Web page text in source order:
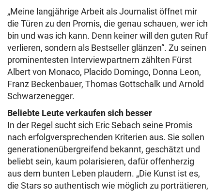
„Meine langjährige Arbeit als Journalist öffnet mir
die Türen zu den Promis, die genau schauen, wer ich
bin und was ich kann. Denn keiner will den guten Ruf
verlieren, sondern als Bestseller glänzen“. Zu seinen
prominentesten Interviewpartnern zählten Fürst
Albert von Monaco, Placido Domingo, Donna Leon,
Franz Beckenbauer, Thomas Gottschalk und Arnold
Schwarzenegger.
Beliebte Leute verkaufen sich besser
In der Regel sucht sich Eric Sebach seine Promis
nach erfolgversprechenden Kriterien aus. Sie sollen
generationenübergreifend bekannt, geschätzt und
beliebt sein, kaum polarisieren, dafür offenherzig
aus dem bunten Leben plaudern. „Die Kunst ist es,
die Stars so authentisch wie möglich zu porträtieren,